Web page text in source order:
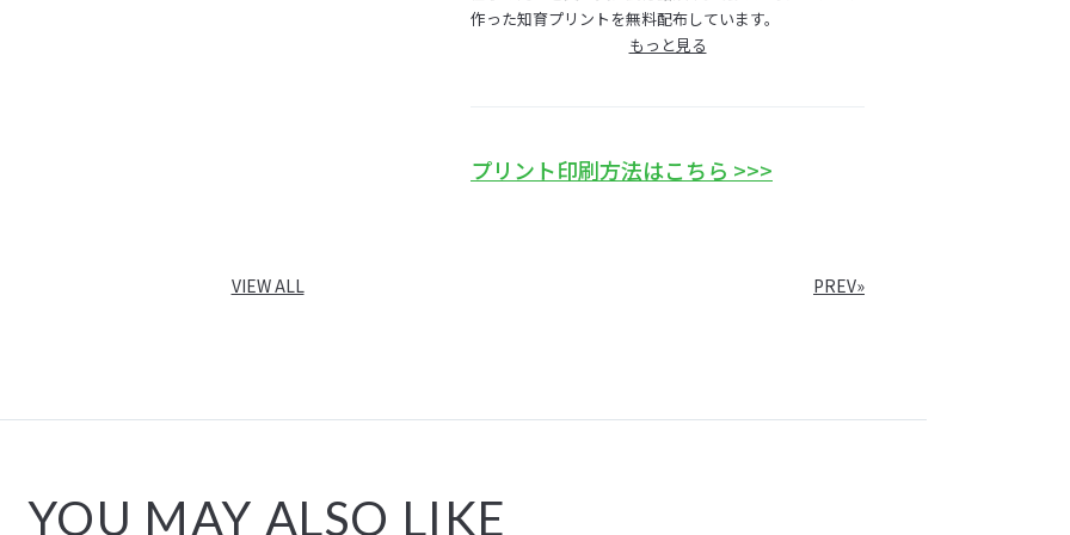
作った知育プリントを無料配布しています。
もっと見る
プリント印刷方法はこちら >>>
PREV»
VIEW ALL
YOU MAY ALSO LIKE